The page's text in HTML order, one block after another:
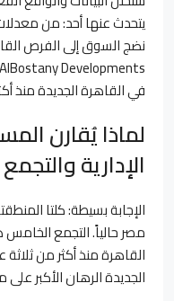
يتحدث عنها أحد: من
نضج السوق إلى الفرص
في القاهرة الجديدة منذ أكثر من
لماذا يُقارن
الإدارية
الإجابة بسيطة: كلتا
مصر حالياً. التجمع
القاهرة منذ أكثر من ثلاثة
الجديدة الرهان الأكبر